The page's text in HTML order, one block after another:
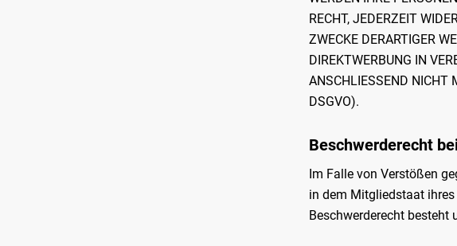
RECHT, JEDERZEIT
ZWECKE DERARTIGER
DIREKTWERBUNG IN
ANSCHLIESSEND NICHT
DSGVO).
Beschwerde­recht
Im Falle von Verstößen
in dem Mitgliedstaat
Beschwerderecht